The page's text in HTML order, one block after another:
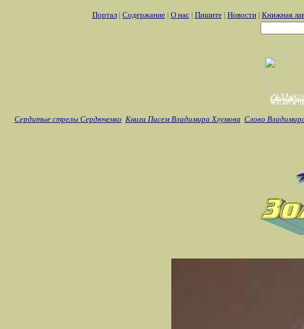
Портал| Содержание| О нас| Пишите| Новости| Книжная
Сердитые стрелы Сердюченко Книга Писем Владимира Хлумова Слово